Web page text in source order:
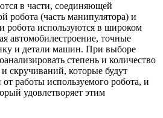
в части, соединяющей
робота (часть манипулятора) и
робота используются в широком
автомобилестроение, точные
и детали машин. При выборе
степень и количество
скручиваний, которые будут
работы используемого робота, и
удовлетворяет этим